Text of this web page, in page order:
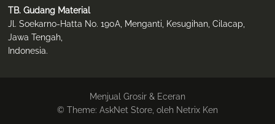
TB. Gudang Material
Jl. Soekarno-Hatta No. 190A, Menganti, Kesugihan, Cilacap,
Jawa Tengah,
Indonesia.
Menjual Grosir & Eceran
© Theme: AskNet Store, oleh Netrix Ken